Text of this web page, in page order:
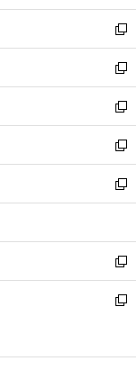
開
く
ウ
で
開
く
ン
ド
ウ
で
開
く
ウ
ィ
ン
ド
ウ
で
開
く
新
し
い
ウ
ィ
ン
ド
ウ
で
開
新
し
い
ウ
ィ
ン
ド
ウ
開
く
新
し
い
ウ
ィ
ン
ウ
で
開
く
新
し
い
ウ
ン
ド
ウ
で
新
し
ウ
ィ
ン
ド
開
新
し
い
ン
新
ウ